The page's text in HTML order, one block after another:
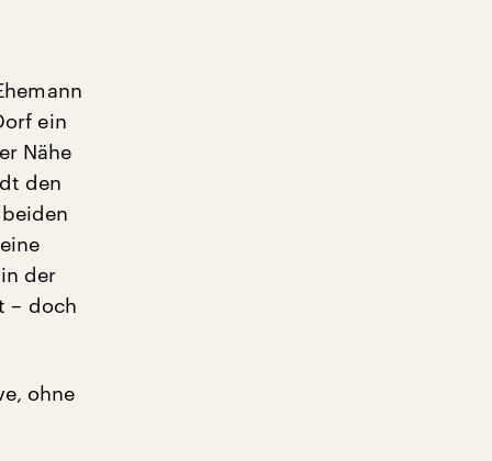
ein
Nähe
den
der
– doch
ohne